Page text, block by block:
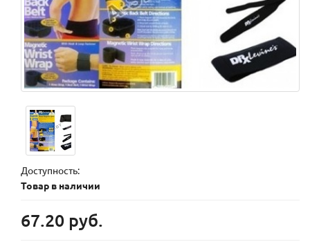
Доступность:
Товар в наличии
67.20 руб.